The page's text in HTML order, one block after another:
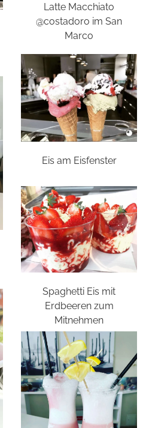
Latte Macchiato
@costadoro im San
Marco
Eis am Eisfenster
Spaghetti Eis mit
Erdbeeren zum
Mitnehmen